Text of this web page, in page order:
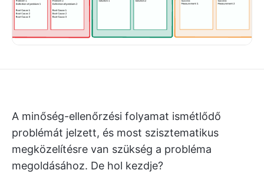
A minőség-ellenőrzési folyamat ismétlődő
problémát jelzett, és most szisztematikus
megközelítésre van szükség a probléma
megoldásához. De hol kezdje?